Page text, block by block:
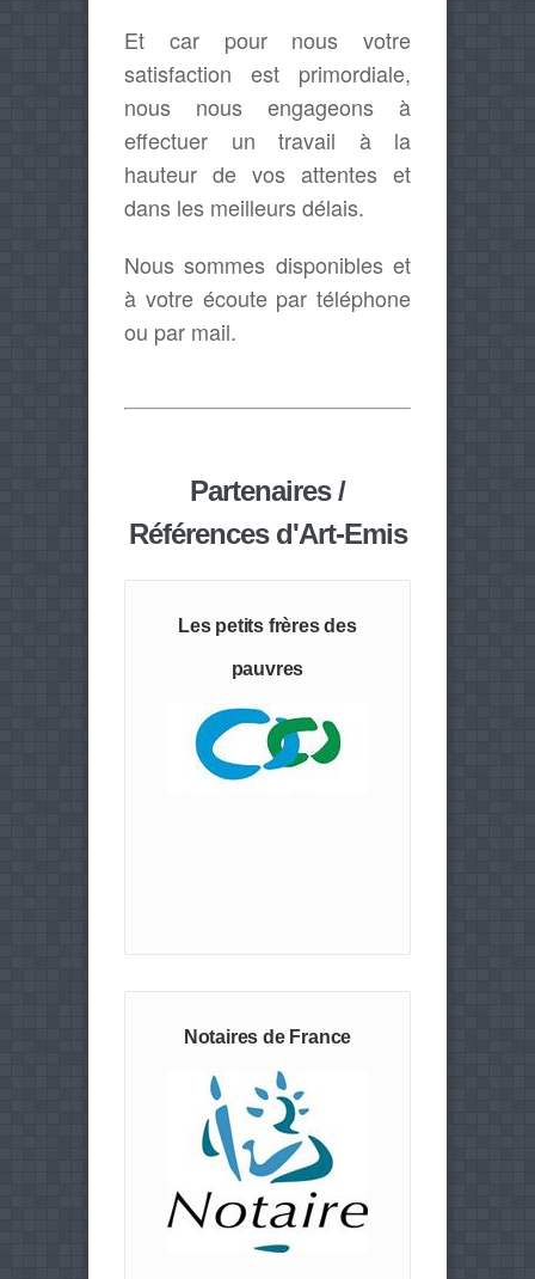
Et car pour nous votre
satisfaction est primordiale,
nous nous engageons à
effectuer un travail à la
hauteur de vos attentes et
dans les meilleurs délais.
Nous sommes disponibles et
à votre écoute par téléphone
ou par mail.
Partenaires /
Références d'Art-Emis
Les petits frères des
pauvres
Notaires de France